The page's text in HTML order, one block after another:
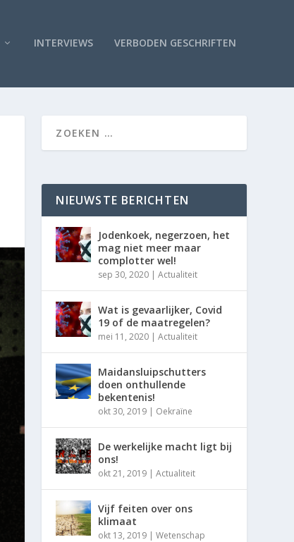
INTERVIEWS VERBODEN GESCHRIFTEN
NIEUWSTE BERICHTEN
Jodenkoek, negerzoen, het
mag niet meer maar
complotter wel!
sep 30, 2020 |Actualiteit
Wat is gevaarlijker, Covid
19 of de maatregelen?
mei 11, 2020 |Actualiteit
Maidansluipschutters
doen onthullende
bekentenis!
okt 30, 2019 | Oekraïne
De werkelijke macht ligt bij
ons!
okt 21, 2019 |Actualiteit
Vijf feiten over ons
klimaat
okt 13, 2019 |Wetenschap